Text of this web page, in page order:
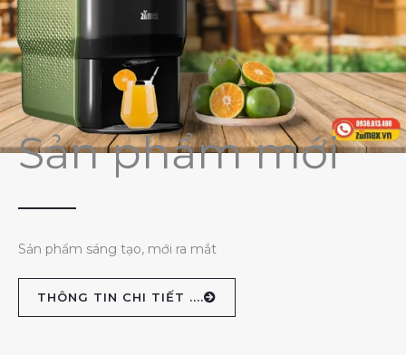
Sản phẩm mới
Sản phẩm sáng tạo, mới ra mắt
THÔNG TIN CHI TIẾT ....